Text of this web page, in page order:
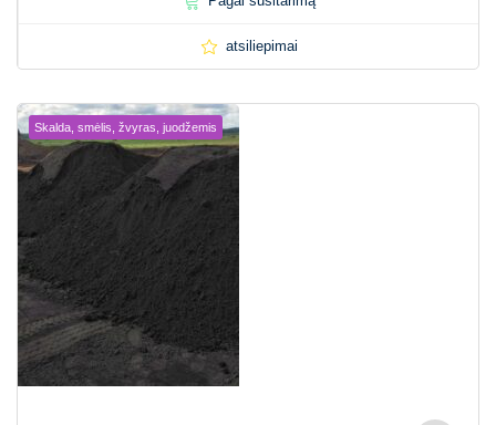
atsiliepimai
Skalda, smėlis, žvyras, juodžemis